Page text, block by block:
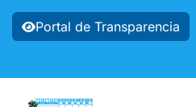
Portal de Transparencia